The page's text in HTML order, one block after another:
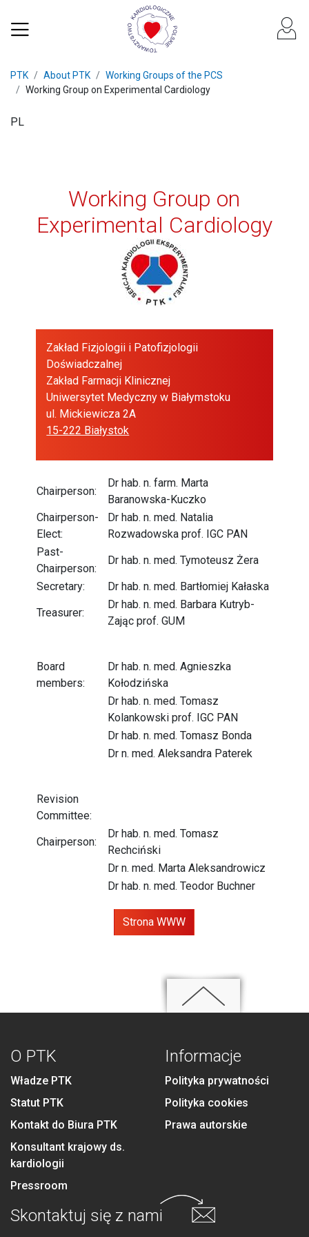
PTK About PTK
Working Groups of the PCS
Working Group on Experimental Cardiology
PL
Working Group on
Experimental Cardiology
Zakład Fizjologii i Patofizjologii
Doświadczalnej
Zakład Farmacji Klinicznej
Uniwersytet Medyczny w Białymstoku
ul. Mickiewicza 2A
15-222 Białystok
Chairperson:
Dr hab. n. farm. Marta
Baranowska-Kuczko
Chairperson-
Elect:
Dr hab. n. med. Natalia
Rozwadowska prof. IGC PAN
Past-
Chairperson:
Dr hab. n. med. Tymoteusz Żera
Secretary:
Dr hab. n. med. Bartłomiej Kałaska
Treasurer:
Dr hab. n. med. Barbara Kutryb-
Zając prof. GUM
Board
members:
Dr hab. n. med. Agnieszka
Kołodzińska
Dr hab. n. med. Tomasz
Kolankowski prof. IGC PAN
Dr hab. n. med. Tomasz Bonda
Dr n. med. Aleksandra Paterek
Revision
Committee:
Chairperson:
Dr hab. n. med. Tomasz
Rechciński
Dr n. med. Marta Aleksandrowicz
Dr hab. n. med. Teodor Buchner
Strona WWW
O PTK
Władze PTK
Statut PTK
Kontakt do Biura PTK
Konsultant krajowy ds.
kardiologii
Pressroom
Informacje
Polityka prywatności
Polityka cookies
Prawa autorskie
Skontaktuj się z nami